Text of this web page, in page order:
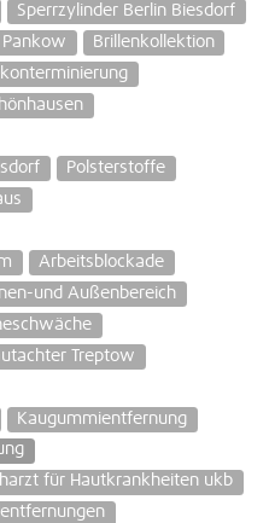
Sperrzylinder Berlin Biesdorf
Pankow
Brillenkollektion
Polsterstoffe
Arbeitsblockade
und Außenbereich
Treptow
Kaugummientfernung
für Hautkrankheiten ukb